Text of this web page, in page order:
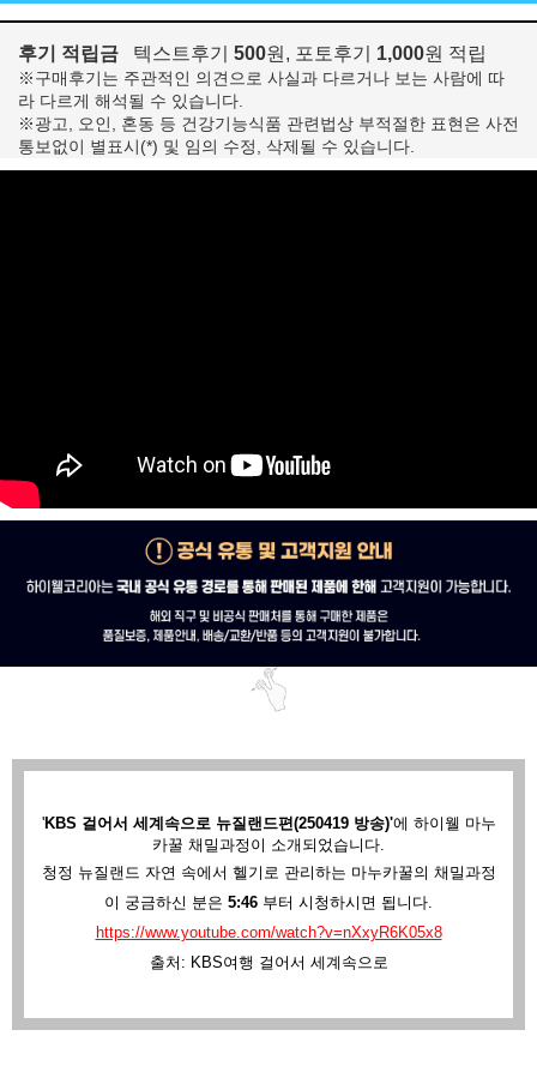
후기 적립금 텍스트후기 500원, 포토후기 1,000원 적립
※구매후기는 주관적인 의견으로 사실과 다르거나 보는 사람에 따
라 다르게 해석될 수 있습니다.
※광고, 오인, 혼동 등 건강기능식품 관련법상 부적절한 표현은 사전
통보없이 별표시(*) 및 임의 수정, 삭제될 수 있습니다.
'KBS 걸어서 세계속으로 뉴질랜드편(250419 방송)'에 하이웰 마누
카꿀 채밀과정이 소개되었습니다.
청정 뉴질랜드 자연 속에서 헬기로 관리하는 마누카꿀의 채밀과정
이 궁금하신 분은 5:46 부터 시청하시면 됩니다.
https://www.youtube.com/watch?v=nXxyR6K05x8
출처: KBS여행 걸어서 세계속으로